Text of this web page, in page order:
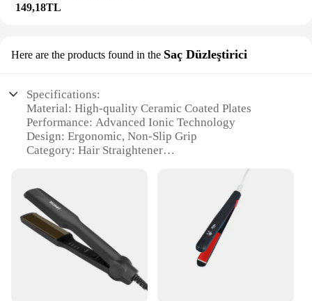
149,18TL
Here are the products found in the Saç Düzleştirici
Specifications:
Material: High-quality Ceramic Coated Plates
Performance: Advanced Ionic Technology
Design: Ergonomic, Non-Slip Grip
Category: Hair Straightener
Features:
|Remington Saç Düzleştirici
9895|Wholesale|Vendors|
**Advanced Technology for Smooth Styling**
The Remington SAÇ DÜZLEŞTİRICI 9895 is an
innovative hair straightener that harnesses